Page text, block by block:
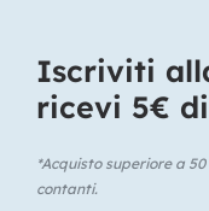
Iscriviti
ricevi 5€
*Acquisto superiore a
contanti.